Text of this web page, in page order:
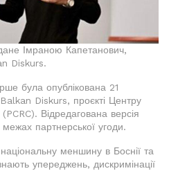
Імраною Капетанович,
Diskurs.
була опублікована 21
Diskurs, проєкті Центру
Відредагована версія
партнерської угоди.
меншину в Боснії та
упереджень, дискримінації